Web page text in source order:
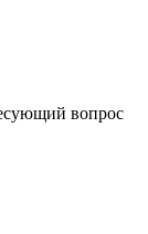
вопрос